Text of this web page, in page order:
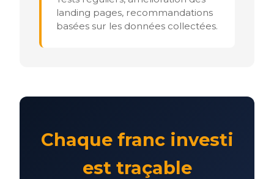
landing pages, recommandations
basées sur les données collectées.
Chaque franc investi
est traçable